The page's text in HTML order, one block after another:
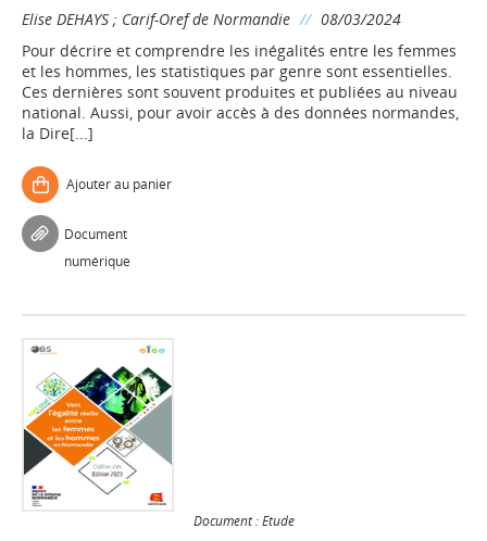
Elise DEHAYS ; Carif-Oref de Normandie // 08/03/2024
Pour décrire et comprendre les inégalités entre les femmes
et les hommes, les statistiques par genre sont essentielles.
Ces dernières sont souvent produites et publiées au niveau
national. Aussi, pour avoir accès à des données normandes,
la Dire[...]
Ajouter au panier
Document
numérique
Document : Etude